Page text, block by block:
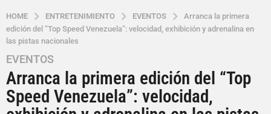
HOME ENTRETENIMIENTO EVENTOS
Arranca la primera
edición del “Top Speed Venezuela”: velocidad, exhibición y adrenalina en
las pistas nacionales
1
a
ñ
o
EVENTOS
Arranca la primera edición del “Top
Speed Venezuela”: velocidad,